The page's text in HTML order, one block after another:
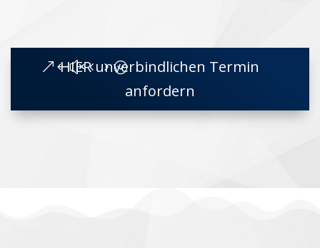
HIER unverbindlichen Termin
anfordern